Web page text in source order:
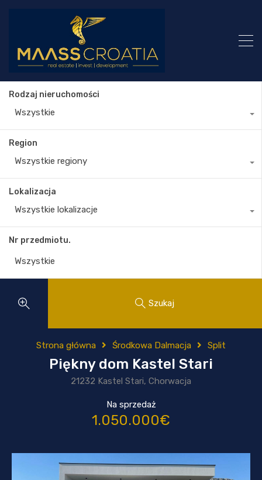
Rodzaj nieruchomości
Wszystkie
Region
Wszystkie regiony
Lokalizacja
Wszystkie lokalizacje
Nr przedmiotu.
Szukaj
Strona główna Środkowa Dalmacja Split
Piękny dom Kastel Stari
21232 Kastel Stari, Chorwacja
Na sprzedaż
1.050.000€